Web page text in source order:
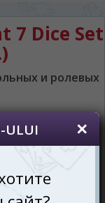
7 Dice Set
и ролевых